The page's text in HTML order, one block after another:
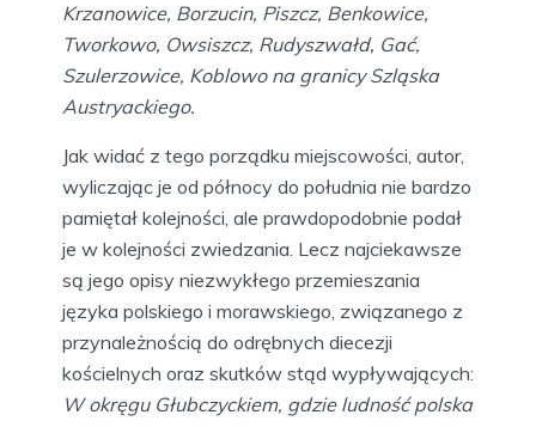
Krzanowice, Borzucin, Piszcz, Benkowice,
Tworkowo, Owsiszcz, Rudyszwałd, Gać,
Szulerzowice, Koblowo na granicy Szląska
Austryackiego.
Jak widać z tego porządku miejscowości, autor,
wyliczając je od północy do południa nie bardzo
pamiętał kolejności, ale prawdopodobnie podał
je w kolejności zwiedzania. Lecz najciekawsze
są jego opisy niezwykłego przemieszania
języka polskiego i morawskiego, związanego z
przynależnością do odrębnych diecezji
kościelnych oraz skutków stąd wypływających:
W okręgu Głubczyckiem, gdzie ludność polska